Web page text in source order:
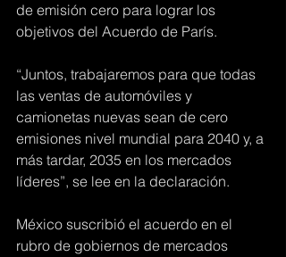
de emisión cero para lograr los
objetivos del Acuerdo de París.
“Juntos, trabajaremos para que todas
las ventas de automóviles y
camionetas nuevas sean de cero
emisiones nivel mundial para 2040 y, a
más tardar, 2035 en los mercados
líderes”, se lee en la declaración.
México suscribió el acuerdo en el
rubro de gobiernos de mercados